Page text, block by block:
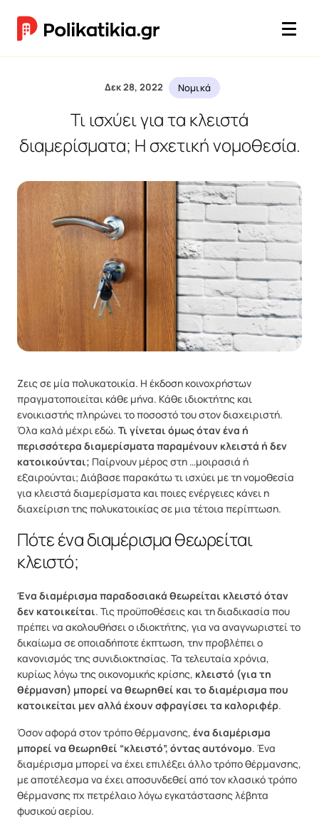
Δεκ 28, 2022 Νομικά
Τι ισχύει για τα κλειστά
διαμερίσματα; Η σχετική νομοθεσία.
Ζεις σε μία πολυκατοικία. Η έκδοση κοινοχρήστων
πραγματοποιείται κάθε μήνα. Κάθε ιδιοκτήτης και
ενοικιαστής πληρώνει το ποσοστό του στον διαχειριστή.
Όλα καλά μέχρι εδώ. Τι γίνεται όμως όταν ένα ή
περισσότερα διαμερίσματα παραμένουν κλειστά ή δεν
κατοικούνται; Παίρνουν μέρος στη …μοιρασιά ή
εξαιρούνται; Διάβασε παρακάτω τι ισχύει με τη νομοθεσία
για κλειστά διαμερίσματα και ποιες ενέργειες κάνει η
διαχείριση της πολυκατοικίας σε μια τέτοια περίπτωση.
Πότε ένα διαμέρισμα θεωρείται
κλειστό;
Ένα διαμέρισμα παραδοσιακά θεωρείται κλειστό όταν
δεν κατοικείται. Τις προϋποθέσεις και τη διαδικασία που
πρέπει να ακολουθήσει ο ιδιοκτήτης, για να αναγνωριστεί το
δικαίωμα σε οποιαδήποτε έκπτωση, την προβλέπει ο
κανονισμός της συνιδιοκτησίας. Τα τελευταία χρόνια,
κυρίως λόγω της οικονομικής κρίσης, κλειστό (για τη
θέρμανση) μπορεί να θεωρηθεί και το διαμέρισμα που
κατοικείται μεν αλλά έχουν σφραγίσει τα καλοριφέρ.
Όσον αφορά στον τρόπο θέρμανσης, ένα διαμέρισμα
μπορεί να θεωρηθεί “κλειστό”, όντας αυτόνομο. Ένα
διαμέρισμα μπορεί να έχει επιλέξει άλλο τρόπο θέρμανσης,
με αποτέλεσμα να έχει αποσυνδεθεί από τον κλασικό τρόπο
θέρμανσης πχ πετρέλαιο λόγω εγκατάστασης λέβητα
φυσικού αερίου.